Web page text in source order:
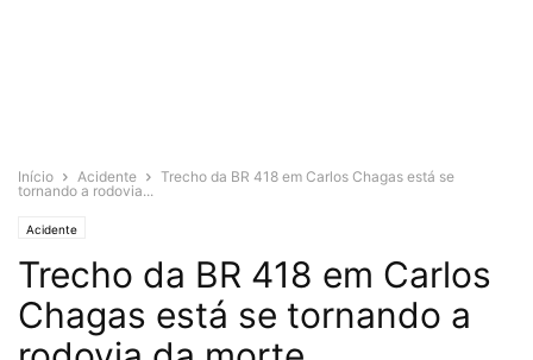
Início Acidente
Trecho da BR 418 em Carlos Chagas está se
tornando a rodovia...
Acidente
Trecho da BR 418 em Carlos
Chagas está se tornando a